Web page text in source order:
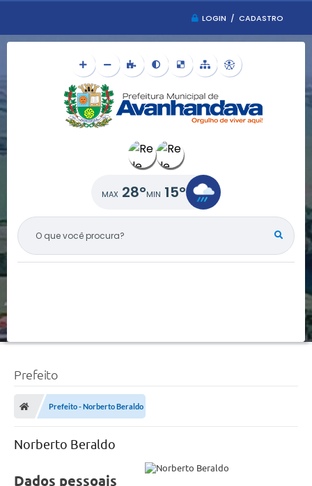
LOGIN / CADASTRO
O QUE VOCÊ PROCURA?
28° 15°
Prefeito
Prefeito - Norberto Beraldo
Norberto Beraldo
Dados pessoais